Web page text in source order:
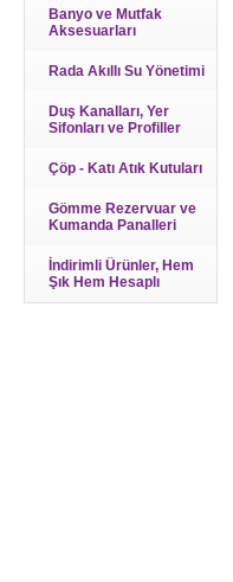
Banyo ve Mutfak
Aksesuarları
Rada Akıllı Su Yönetimi
Duş Kanalları, Yer
Sifonları ve Profiller
Çöp - Katı Atık Kutuları
Gömme Rezervuar ve
Kumanda Panalleri
İndirimli Ürünler, Hem
Şık Hem Hesaplı